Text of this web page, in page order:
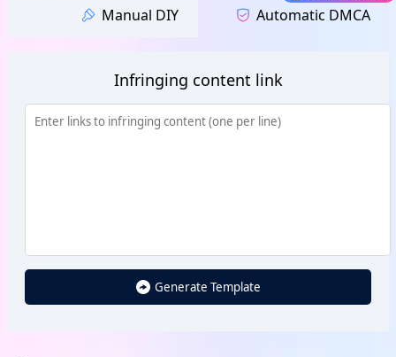
Manual DIY Automatic DMCA
Infringing content link
Generate Template